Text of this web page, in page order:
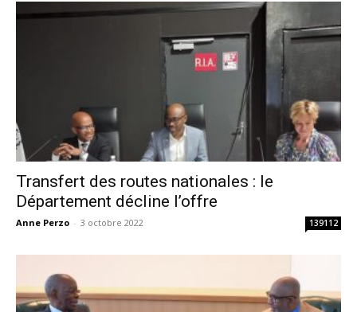
Transfert des routes nationales : le
Département décline l’offre
Anne Perzo - 3 octobre 2022 139112